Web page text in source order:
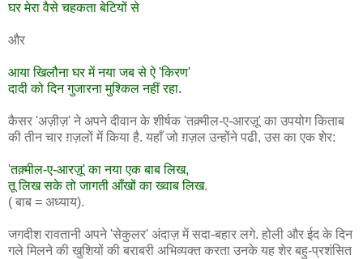
घर मेरा वैसे चहकता बेटियों से
और
आया खिलौना घर में नया जब से ऐ 'किरण'
दादी को दिन गुजारना मुश्किल नहीं रहा.
कैसर 'अज़ीज़' ने अपने दीवान के शीर्षक 'तक़्मील-ए-आरज़ू' का उपयोग किताब
की तीन चार ग़ज़लों में किया है. यहाँ जो ग़ज़ल उन्होंने पढी, उस का एक शेर:
'तक़्मील-ए-आरज़ू' का नया एक बाब लिख,
तू लिख सके तो जागती आँखों का ख्वाब लिख.
( बाब = अध्याय).
जगदीश रावतानी अपने 'सेकुलर' अंदाज़ में सदा-बहार लगे. होली और ईद के दिन
गले मिलने की खुशियों की बराबरी अभिव्यक्त करता उनके यह शेर बहु-प्रशंसित